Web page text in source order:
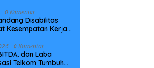
0 Komentar
Disabilitas
Kesempatan Kerja
0 Komentar
dan Laba
Telkom Tumbuh